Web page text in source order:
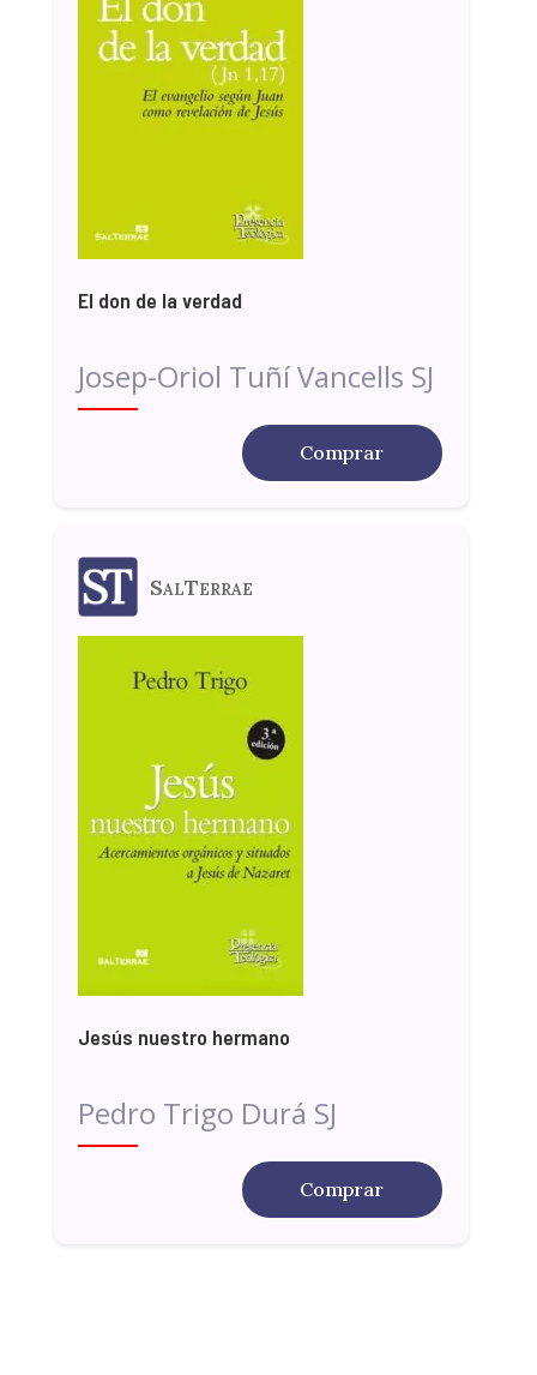
El don de la verdad
Josep-Oriol Tuñí Vancells SJ
Comprar
SalTerrae
Jesús nuestro hermano
Pedro Trigo Durá SJ
Comprar